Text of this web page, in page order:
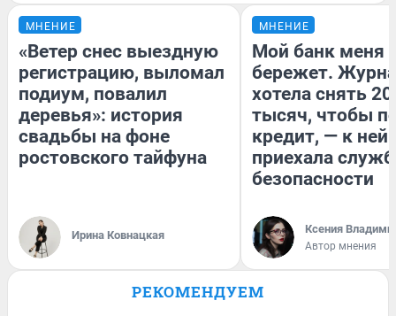
МНЕНИЕ
«Ветер снес выездную
регистрацию, выломал
подиум, повалил
деревья»: история
свадьбы на фоне
ростовского тайфуна
Ирина Ковнацкая
МНЕНИЕ
Мой банк меня
бережет.
хотела снять
тысяч, чтобы
кредит, — к
приехала
безопасности
Ксения
Автор мнения
РЕКОМЕНДУЕМ